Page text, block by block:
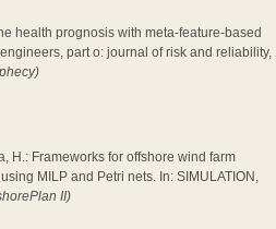
health prognosis with meta-feature-based
part o: journal of risk and reliability,
H.: Frameworks for offshore wind farm
MILP and Petri nets. In: SIMULATION,
II)